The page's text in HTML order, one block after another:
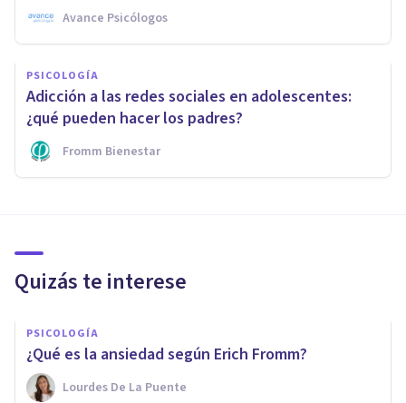
Avance Psicólogos
PSICOLOGÍA
Adicción a las redes sociales en adolescentes:
¿qué pueden hacer los padres?
Fromm Bienestar
Quizás te interese
PSICOLOGÍA
¿Qué es la ansiedad según Erich Fromm?
Lourdes De La Puente